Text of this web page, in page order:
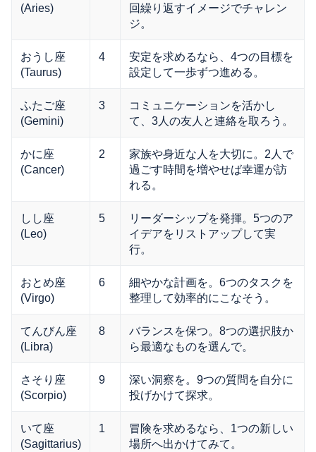
(Aries)
回繰り返すイメージでチャレン
ジ。
おうし座
(Taurus)
4
安定を求めるなら、4つの目標を
設定して一歩ずつ進める。
ふたご座
(Gemini)
3
コミュニケーションを活かし
て、3人の友人と連絡を取ろう。
かに座
(Cancer)
2
家族や身近な人を大切に。2人で
過ごす時間を増やせば幸運が訪
れる。
しし座
(Leo)
5
リーダーシップを発揮。5つのア
イデアをリストアップして実
行。
おとめ座
(Virgo)
6
細やかな計画を。6つのタスクを
整理して効率的にこなそう。
てんびん座
(Libra)
8
バランスを保つ。8つの選択肢か
ら最適なものを選んで。
さそり座
(Scorpio)
9
深い洞察を。9つの質問を自分に
投げかけて探求。
いて座
(Sagittarius)
1
冒険を求めるなら、1つの新しい
場所へ出かけてみて。